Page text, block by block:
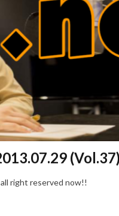
right reserved now!!